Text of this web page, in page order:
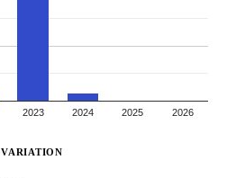
2023 2024 2025 2026
VARIATION